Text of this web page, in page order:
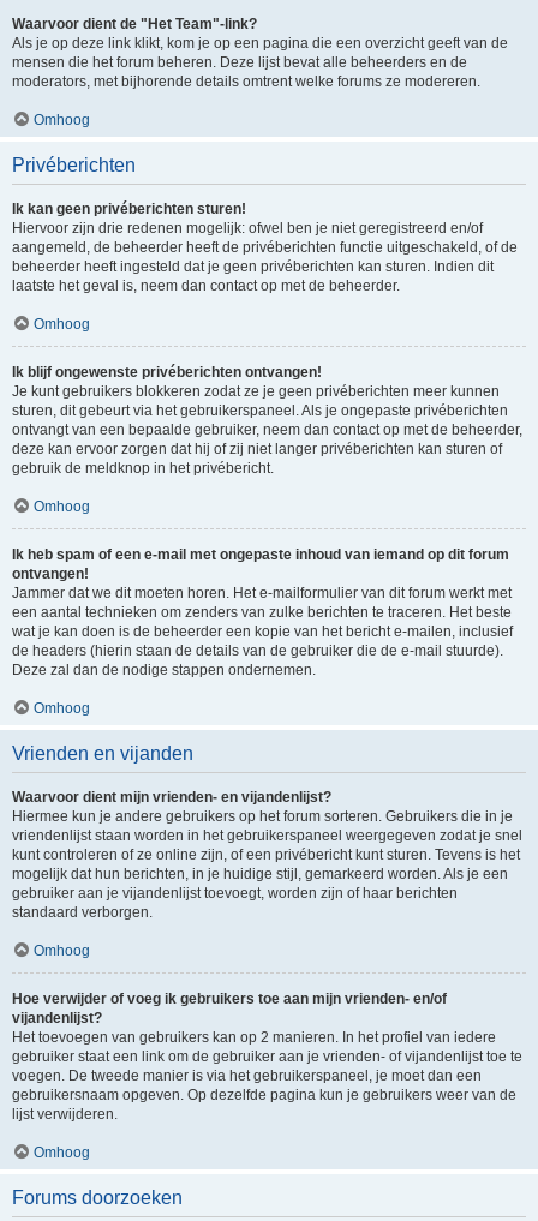
Waarvoor dient de "Het Team"-link?
Als je op deze link klikt, kom je op een pagina die een overzicht geeft van de
mensen die het forum beheren. Deze lijst bevat alle beheerders en de
moderators, met bijhorende details omtrent welke forums ze modereren.
Omhoog
Privéberichten
Ik kan geen privéberichten sturen!
Hiervoor zijn drie redenen mogelijk: ofwel ben je niet geregistreerd en/of
aangemeld, de beheerder heeft de privéberichten functie uitgeschakeld, of de
beheerder heeft ingesteld dat je geen privéberichten kan sturen. Indien dit
laatste het geval is, neem dan contact op met de beheerder.
Omhoog
Ik blijf ongewenste privéberichten ontvangen!
Je kunt gebruikers blokkeren zodat ze je geen privéberichten meer kunnen
sturen, dit gebeurt via het gebruikerspaneel. Als je ongepaste privéberichten
ontvangt van een bepaalde gebruiker, neem dan contact op met de beheerder,
deze kan ervoor zorgen dat hij of zij niet langer privéberichten kan sturen of
gebruik de meldknop in het privébericht.
Omhoog
Ik heb spam of een e-mail met ongepaste inhoud van iemand op dit forum
ontvangen!
Jammer dat we dit moeten horen. Het e-mailformulier van dit forum werkt met
een aantal technieken om zenders van zulke berichten te traceren. Het beste
wat je kan doen is de beheerder een kopie van het bericht e-mailen, inclusief
de headers (hierin staan de details van de gebruiker die de e-mail stuurde).
Deze zal dan de nodige stappen ondernemen.
Omhoog
Vrienden en vijanden
Waarvoor dient mijn vrienden- en vijandenlijst?
Hiermee kun je andere gebruikers op het forum sorteren. Gebruikers die in je
vriendenlijst staan worden in het gebruikerspaneel weergegeven zodat je snel
kunt controleren of ze online zijn, of een privébericht kunt sturen. Tevens is het
mogelijk dat hun berichten, in je huidige stijl, gemarkeerd worden. Als je een
gebruiker aan je vijandenlijst toevoegt, worden zijn of haar berichten
standaard verborgen.
Omhoog
Hoe verwijder of voeg ik gebruikers toe aan mijn vrienden- en/of
vijandenlijst?
Het toevoegen van gebruikers kan op 2 manieren. In het profiel van iedere
gebruiker staat een link om de gebruiker aan je vrienden- of vijandenlijst toe te
voegen. De tweede manier is via het gebruikerspaneel, je moet dan een
gebruikersnaam opgeven. Op dezelfde pagina kun je gebruikers weer van de
lijst verwijderen.
Omhoog
Forums doorzoeken